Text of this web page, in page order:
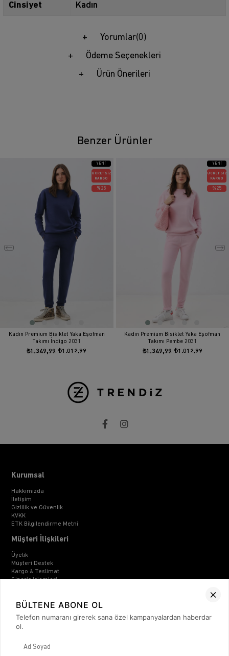
Cinsiyet Kadın
Yorumlar(0)
Ödeme Seçenekleri
Ürün Önerileri
Benzer Ürünler
Kadın Premium Bisiklet Yaka Eşofman
Takımı İndigo 2031
₺1.012,99
₺1.349,99
YENI
ÜRÜN
ÜCRETSIZ
KARGO
%25
Kadın Premium Bisiklet Yaka Eşofman
Takımı Pembe 2031
₺1.012,99
₺1.349,99
YENI
ÜRÜN
ÜCRETSIZ
KARGO
%25
Kurumsal
Hakkımızda
İletişim
Gizlilik ve Güvenlik
KVKK
ETK Bilgilendirme Metni
Müşteri İlişkileri
Üyelik
Müşteri Destek
Kargo & Teslimat
Sipariş İşlemleri
Mesafeli Satış Sözleşmesi
Kargo Takip
BÜLTENE ABONE OL
Telefon numaranı girerek sana özel kampanyalardan haberdar
ol.